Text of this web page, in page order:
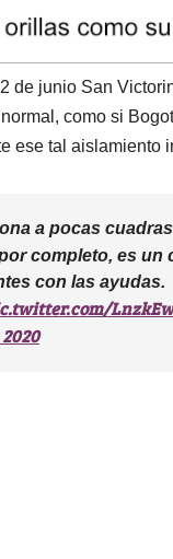
de junio San
como si
ese tal aislamiento
a pocas
completo, es un
con las ayudas.